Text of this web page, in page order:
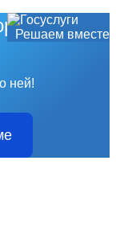
Решаем вместе
не
ней!